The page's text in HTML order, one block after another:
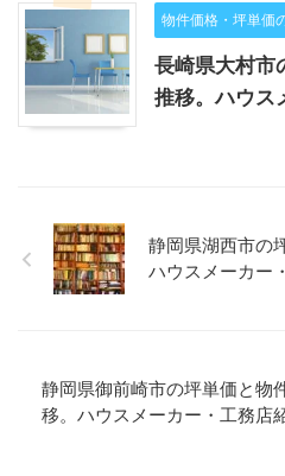
物件価格・坪単価
長崎県大村市
推移。ハウス
静岡県湖西市の
ハウスメーカー
静岡県御前崎市の坪単価と物
移。ハウスメーカー・工務店